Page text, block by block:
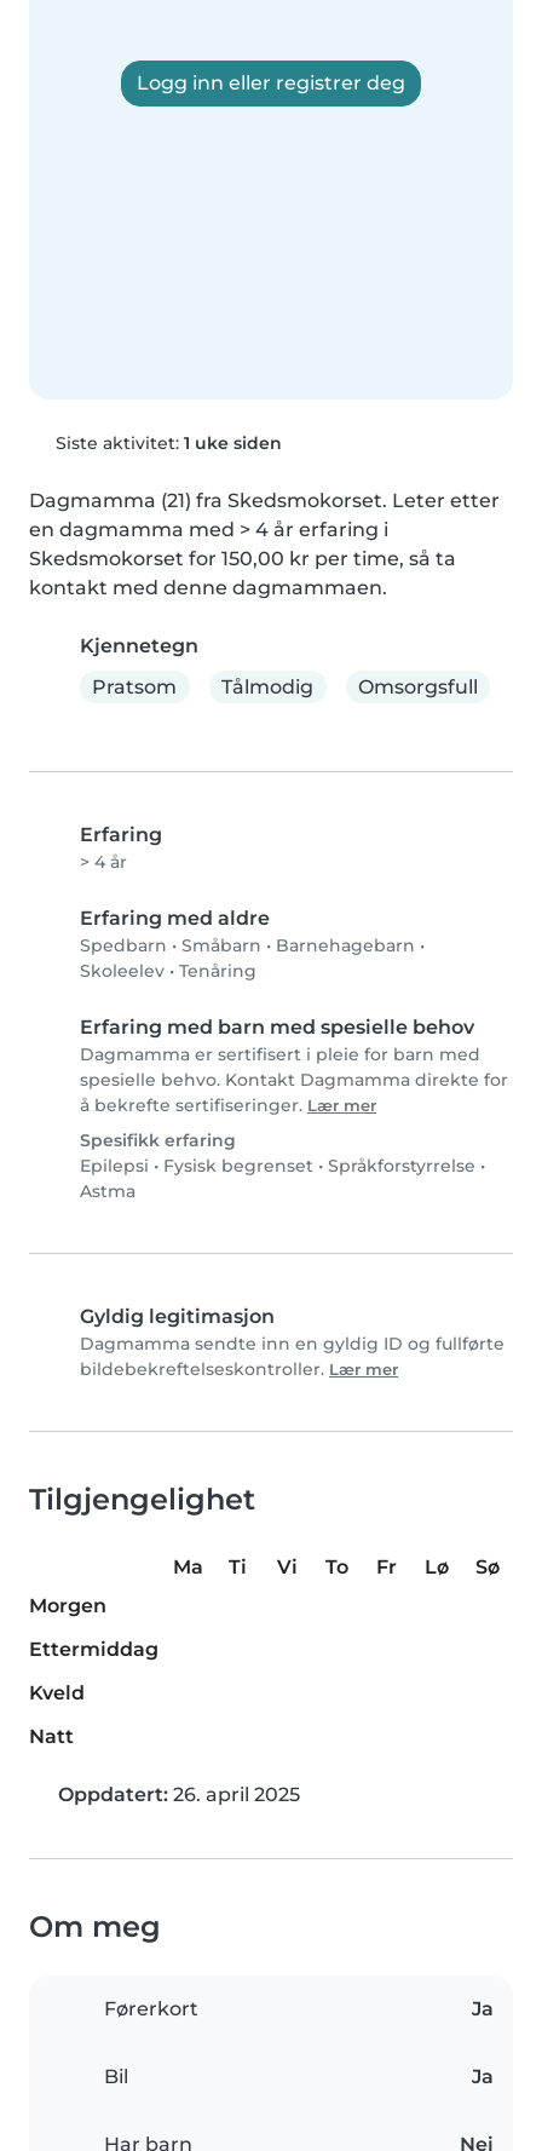
Logg inn eller registrer deg
Siste aktivitet: 1 uke siden
Dagmamma (21) fra Skedsmokorset. Leter etter
en dagmamma med > 4 år erfaring i
Skedsmokorset for 150,00 kr per time, så ta
kontakt med denne dagmammaen.
Kjennetegn
Pratsom
Tålmodig Omsorgsfull
Erfaring
> 4 år
Erfaring med aldre
Spedbarn • Småbarn • Barnehagebarn •
Skoleelev • Tenåring
Erfaring med barn med spesielle behov
Dagmamma er sertifisert i pleie for barn med
spesielle behvo. Kontakt Dagmamma direkte for
å bekrefte sertifiseringer. Lær mer
Spesifikk erfaring
Epilepsi • Fysisk begrenset • Språkforstyrrelse •
Astma
Gyldig legitimasjon
Dagmamma sendte inn en gyldig ID og fullførte
bildebekreftelseskontroller. Lær mer
Tilgjengelighet
Ma Ti Vi To Fr Lø
Sø
Morgen
Ettermiddag
Kveld
Natt
Oppdatert: 26. april 2025
Om meg
Førerkort Ja
Bil Ja
Har barn Nei